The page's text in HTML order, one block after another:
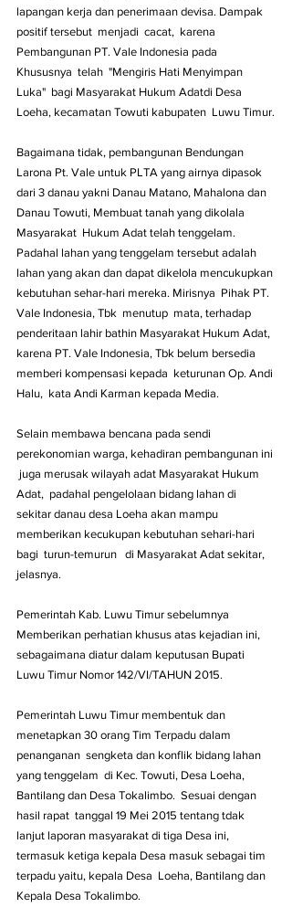
lapangan kerja dan penerimaan devisa. Dampak
positif tersebut  menjadi  cacat,  karena
Pembangunan PT. Vale Indonesia pada
Khususnya  telah  "Mengiris Hati Menyimpan
Luka"  bagi Masyarakat Hukum Adatdi Desa
Loeha, kecamatan Towuti kabupaten  Luwu Timur.
Bagaimana tidak, pembangunan Bendungan
Larona Pt. Vale untuk PLTA yang airnya dipasok
dari 3 danau yakni Danau Matano, Mahalona dan
Danau Towuti, Membuat tanah yang dikolala
Masyarakat  Hukum Adat telah tenggelam.
Padahal lahan yang tenggelam tersebut adalah
lahan yang akan dan dapat dikelola mencukupkan
kebutuhan sehar-hari mereka. Mirisnya  Pihak PT.
Vale Indonesia, Tbk  menutup  mata, terhadap
penderitaan lahir bathin Masyarakat Hukum Adat,
karena PT. Vale Indonesia, Tbk belum bersedia
memberi kompensasi kepada  keturunan Op. Andi
Halu,  kata Andi Karman kepada Media.
Selain membawa bencana pada sendi
perekonomian warga, kehadiran pembangunan ini
juga merusak wilayah adat Masyarakat Hukum
Adat,  padahal pengelolaan bidang lahan di
sekitar danau desa Loeha akan mampu
memberikan kecukupan kebutuhan sehari-hari
bagi  turun-temurun   di Masyarakat Adat sekitar,
jelasnya.
Pemerintah Kab. Luwu Timur sebelumnya
Memberikan perhatian khusus atas kejadian ini,
sebagaimana diatur dalam keputusan Bupati
Luwu Timur Nomor 142/VI/TAHUN 2015.
Pemerintah Luwu Timur membentuk dan
menetapkan 30 orang Tim Terpadu dalam
penanganan  sengketa dan konflik bidang lahan
yang tenggelam  di Kec. Towuti, Desa Loeha,
Bantilang dan Desa Tokalimbo.  Sesuai dengan
hasil rapat  tanggal 19 Mei 2015 tentang tdak
lanjut laporan masyarakat di tiga Desa ini,
termasuk ketiga kepala Desa masuk sebagai tim
terpadu yaitu, kepala Desa  Loeha, Bantilang dan
Kepala Desa Tokalimbo.